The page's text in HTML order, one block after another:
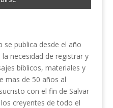
se publica desde el año
necesidad de registrar y
bíblicos, materiales y
mas de 50 años al
con el fin de Salvar
creyentes de todo el